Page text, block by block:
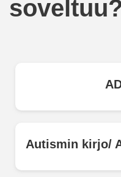
soveltuu?
Autismin kirjo/​